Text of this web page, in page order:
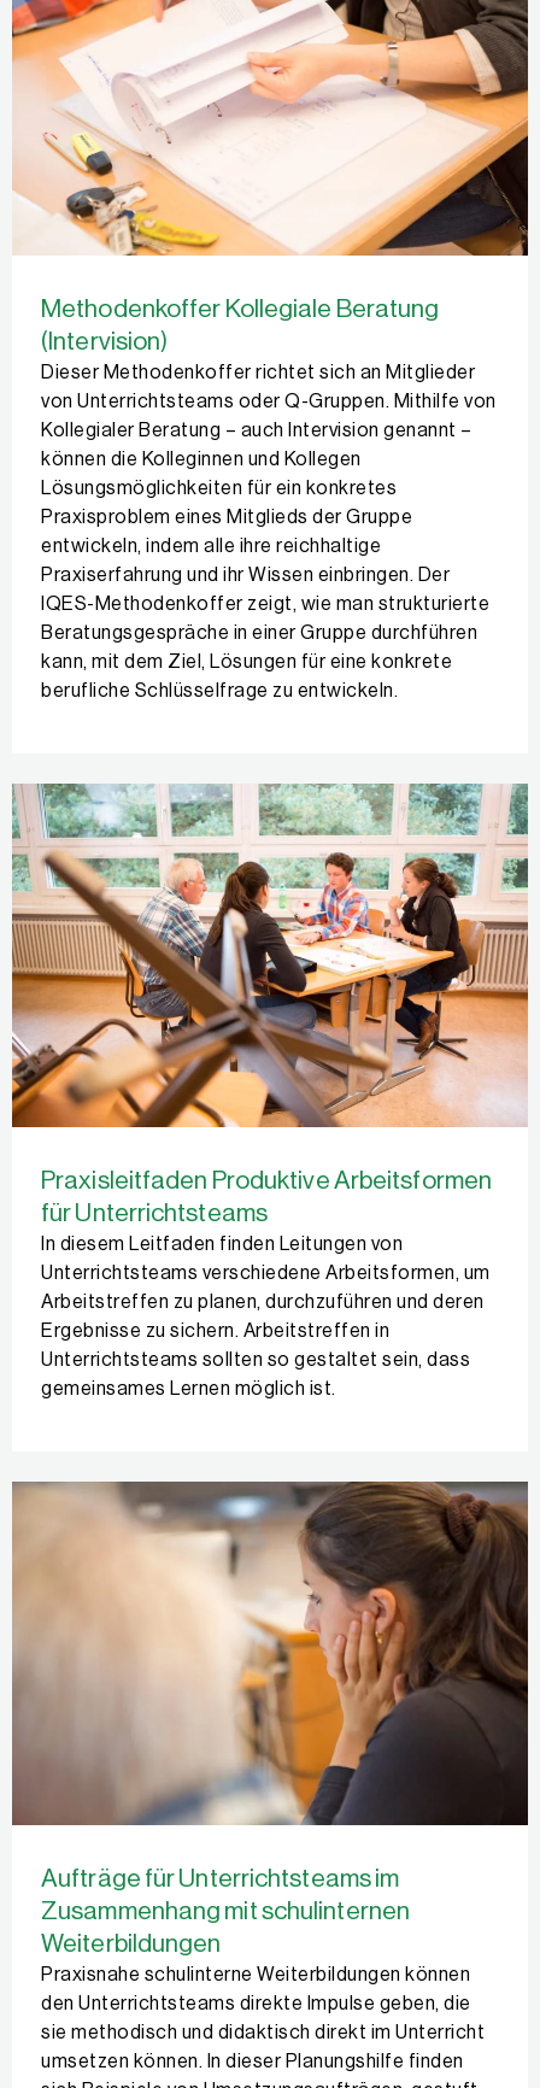
Methodenkoffer Kollegiale Beratung
(Intervision)
Dieser Methodenkoffer richtet sich an Mitglieder
von Unterrichtsteams oder Q-Gruppen. Mithilfe von
Kollegialer Beratung – auch Intervision genannt –
können die Kolleginnen und Kollegen
Lösungsmöglichkeiten für ein konkretes
Praxisproblem eines Mitglieds der Gruppe
entwickeln, indem alle ihre reichhaltige
Praxiserfahrung und ihr Wissen einbringen. Der
IQES-Methodenkoffer zeigt, wie man strukturierte
Beratungsgespräche in einer Gruppe durchführen
kann, mit dem Ziel, Lösungen für eine konkrete
berufliche Schlüsselfrage zu entwickeln.
Praxisleitfaden Produktive Arbeitsformen
für Unterrichtsteams
In diesem Leitfaden finden Leitungen von
Unterrichtsteams verschiedene Arbeitsformen, um
Arbeitstreffen zu planen, durchzuführen und deren
Ergebnisse zu sichern. Arbeitstreffen in
Unterrichtsteams sollten so gestaltet sein, dass
gemeinsames Lernen möglich ist.
Aufträge für Unterrichtsteams im
Zusammenhang mit schulinternen
Weiterbildungen
Praxisnahe schulinterne Weiterbildungen können
den Unterrichtsteams direkte Impulse geben, die
sie methodisch und didaktisch direkt im Unterricht
umsetzen können. In dieser Planungshilfe finden